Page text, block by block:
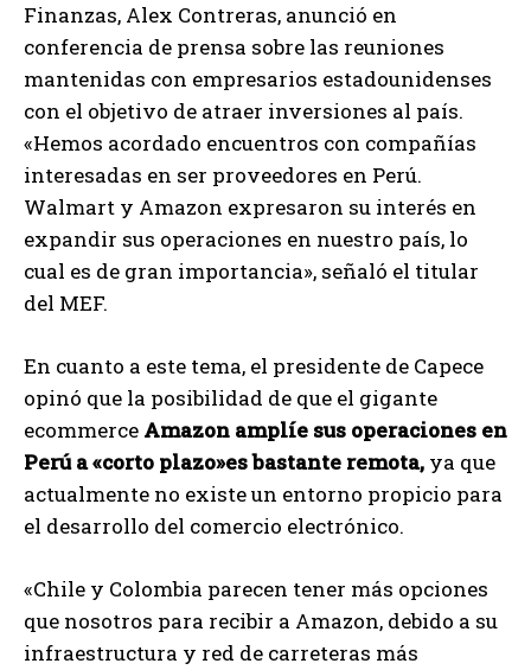
Finanzas, Alex Contreras, anunció en
conferencia de prensa sobre las reuniones
mantenidas con empresarios estadounidenses
con el objetivo de atraer inversiones al país.
«Hemos acordado encuentros con compañías
interesadas en ser proveedores en Perú.
Walmart y Amazon expresaron su interés en
expandir sus operaciones en nuestro país, lo
cual es de gran importancia», señaló el titular
del MEF.
En cuanto a este tema, el presidente de Capece
opinó que la posibilidad de que el gigante
ecommerce Amazon amplíe sus operaciones en
Perú a «corto plazo»es bastante remota, ya que
actualmente no existe un entorno propicio para
el desarrollo del comercio electrónico.
«Chile y Colombia parecen tener más opciones
que nosotros para recibir a Amazon, debido a su
infraestructura y red de carreteras más